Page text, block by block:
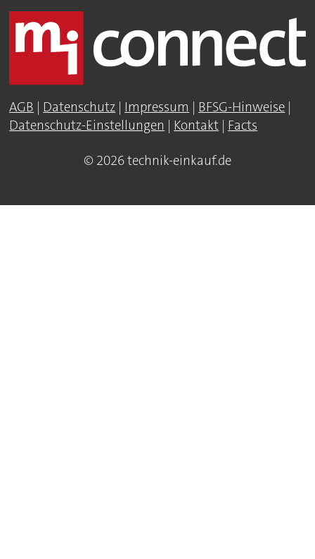
AGB | Datenschutz | Impressum | BFSG-Hinweise |
Datenschutz-Einstellungen | Kontakt | Facts
© 2026 technik-einkauf.de